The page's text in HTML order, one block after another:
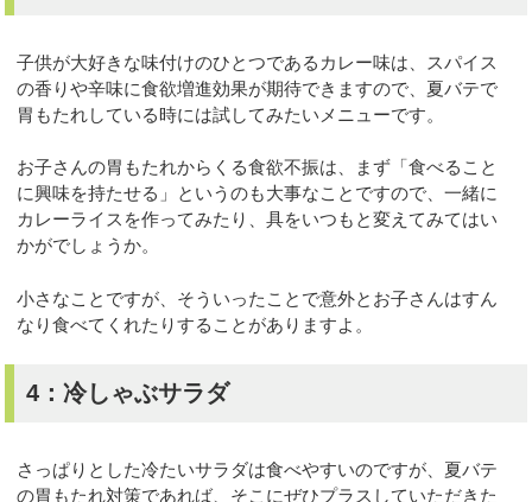
子供が大好きな味付けのひとつであるカレー味は、スパイス
の香りや辛味に食欲増進効果が期待できますので、夏バテで
胃もたれしている時には試してみたいメニューです。
お子さんの胃もたれからくる食欲不振は、まず「食べること
に興味を持たせる」というのも大事なことですので、一緒に
カレーライスを作ってみたり、具をいつもと変えてみてはい
かがでしょうか。
小さなことですが、そういったことで意外とお子さんはすん
なり食べてくれたりすることがありますよ。
4：冷しゃぶサラダ
さっぱりとした冷たいサラダは食べやすいのですが、夏バテ
の胃もたれ対策であれば、そこにぜひプラスしていただきた